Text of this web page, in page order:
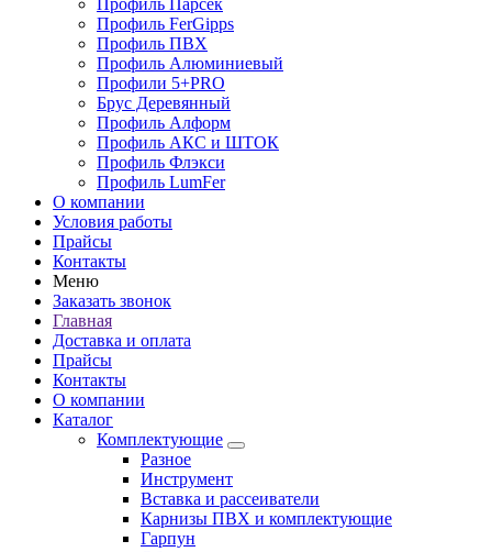
Профиль Парсек
Профиль FerGipps
Профиль ПВХ
Профиль Алюминиевый
Профили 5+PRO
Брус Деревянный
Профиль Алформ
Профиль АКС и ШТОК
Профиль Флэкси
Профиль LumFer
О компании
Условия работы
Прайсы
Контакты
Меню
Заказать звонок
Главная
Доставка и оплата
Прайсы
Контакты
О компании
Каталог
Комплектующие
Разное
Инструмент
Вставка и рассеиватели
Карнизы ПВХ и комплектующие
Гарпун